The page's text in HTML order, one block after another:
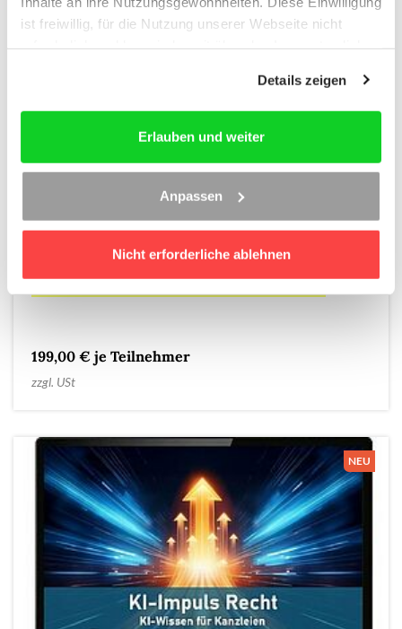
ist freiwillig, für die Nutzung unserer Webseite nicht
und imImpressum
Details zeigen
Erlauben und weiter
Anpassen
Nicht erforderliche ablehnen
KI in der Strafverteidigung
Wie setzen Sie KI DSGVO-konform in der
Strafverteidigung ein?
zeigt live, wie KI die Strafverteidigung verändert – von
199,00 € je Teilnehmer
zzgl. USt